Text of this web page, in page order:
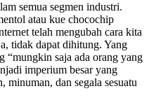
semua segmen industri.
atau kue chocochip
telah mengubah cara kita
tidak dapat dihitung. Yang
“mungkin saja ada orang yang
imperium besar yang
minuman, dan segala sesuatu